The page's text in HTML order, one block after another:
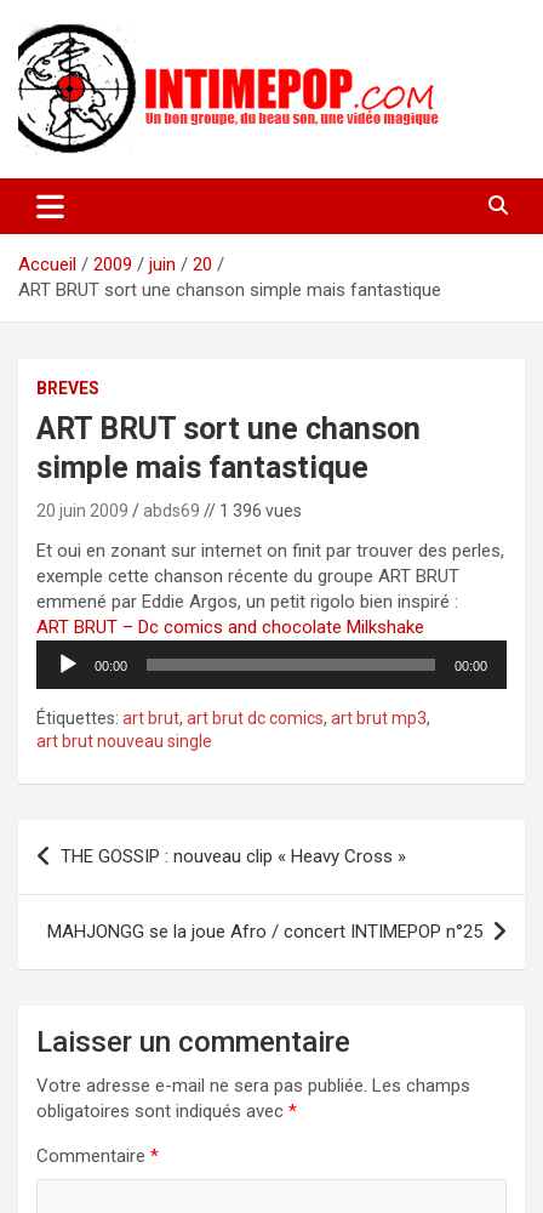
contenu
intimepop.com
actuelles pop rock, post-rock, indé sur Lyon. rock pop concert
lyon
Accueil
2009 juin
20
ART BRUT sort une chanson simple mais fantastique
BREVES
ART BRUT sort une chanson
simple mais fantastique
20 juin 2009 abds69 // 1 396 vues
Et oui en zonant sur internet on finit par trouver des perles,
exemple cette chanson récente du groupe ART BRUT
emmené par Eddie Argos, un petit rigolo bien inspiré :
ART BRUT – Dc comics and chocolate Milkshake
Lecteur
audio
00:00 00:00
Étiquettes: art brut, art brut dc comics, art brut mp3,
art brut nouveau single
Navigation
de
l’article
THE GOSSIP : nouveau clip « Heavy Cross »
MAHJONGG se la joue Afro / concert INTIMEPOP n°25
Laisser un commentaire
Votre adresse e-mail ne sera pas publiée. Les champs
obligatoires sont indiqués avec *
Commentaire *